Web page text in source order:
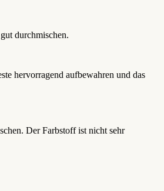
durchmischen.
hervorragend aufbewahren und das
Der Farbstoff ist nicht sehr